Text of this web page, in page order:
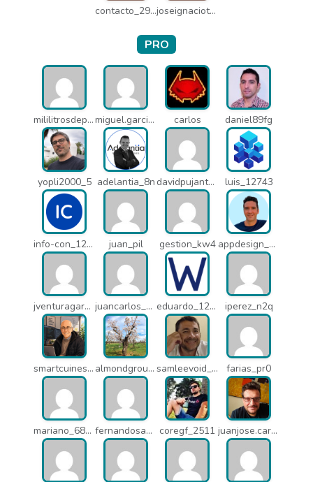
contacto_2906 joseignaciot_q66
PRO
mililitrosdeperfume_lao miguel.garcia_l25 carlos daniel89fg
yopli2000_5 adelantia_8n davidpujantelopez_mrf luis_12743
info-con_12812 juan_pil gestion_kw4 appdesign_pbe
jventuragarcia_13040 juancarlos_ptr eduardo_12367 iperez_n2q
smartcuines_1378 almondgroup1984_pjc samleevoid_n58 farias_pr0
mariano_6807 fernandosanche_q11 coregf_2511 juanjose.carmona_182